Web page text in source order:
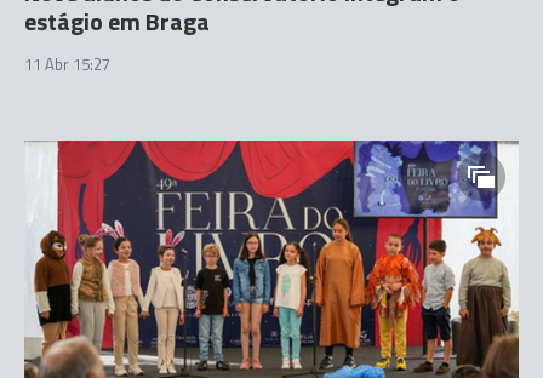
estágio em Braga
11 Abr 15:27